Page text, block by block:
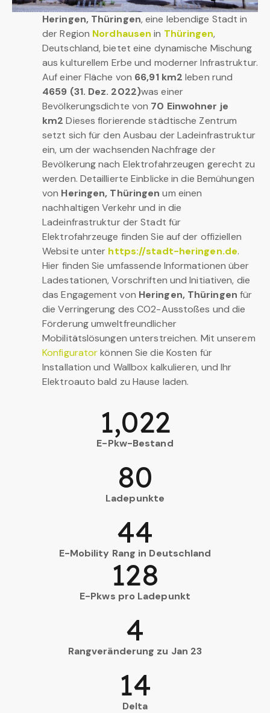
Heringen, Thüringen, eine lebendige Stadt in
der Region Nordhausen in Thüringen,
Deutschland, bietet eine dynamische Mischung
aus kulturellem Erbe und moderner Infrastruktur.
Auf einer Fläche von 66,91 km2 leben rund
4659 (31. Dez. 2022)was einer
Bevölkerungsdichte von 70 Einwohner je
km2 Dieses florierende städtische Zentrum
setzt sich für den Ausbau der Ladeinfrastruktur
ein, um der wachsenden Nachfrage der
Bevölkerung nach Elektrofahrzeugen gerecht zu
werden. Detaillierte Einblicke in die Bemühungen
von Heringen, Thüringen um einen
nachhaltigen Verkehr und in die
Ladeinfrastruktur der Stadt für
Elektrofahrzeuge finden Sie auf der offiziellen
Website unter https://stadt-heringen.de.
Hier finden Sie umfassende Informationen über
Ladestationen, Vorschriften und Initiativen, die
das Engagement von Heringen, Thüringen für
die Verringerung des CO2-Ausstoßes und die
Förderung umweltfreundlicher
Mobilitätslösungen unterstreichen. Mit unserem
Konfiguratorkönnen Sie die Kosten für
Installation und Wallbox kalkulieren, und Ihr
Elektroauto bald zu Hause laden.
E-Pkw-Bestand
1,022
Ladepunkte
80
E-Mobility Rang in Deutschland
44
E-Pkws pro Ladepunkt
128
Rangveränderung zu Jan 23
4
Delta
14